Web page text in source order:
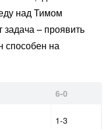
над Тимом
– проявить
способен на
6-0
1-3